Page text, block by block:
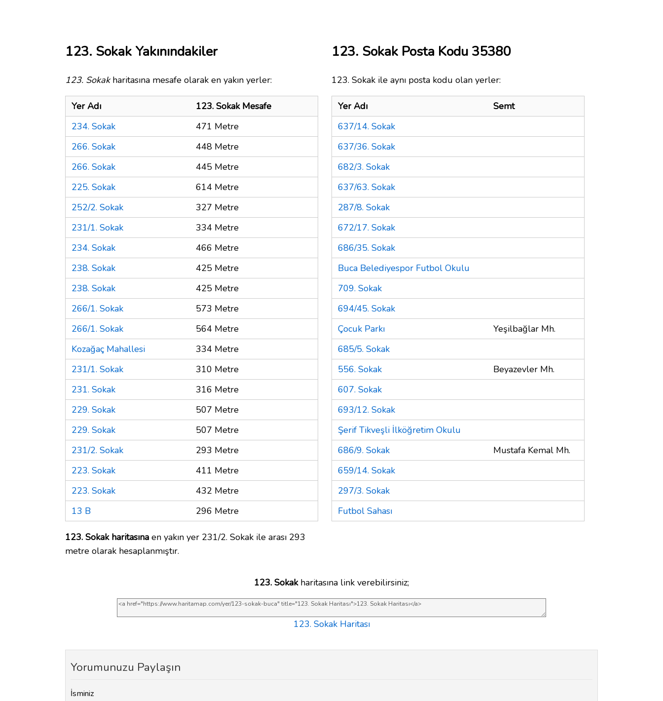
123. Sokak Yakınındakiler
123. Sokakharitasına mesafe olarak en yakın yerler:
Yer Adı
123. Sokak Mesafe
234. Sokak
471 Metre
266. Sokak
448 Metre
266. Sokak
445 Metre
225. Sokak
614 Metre
252/2. Sokak
327 Metre
231/1. Sokak
334 Metre
234. Sokak
466 Metre
238. Sokak
425 Metre
238. Sokak
425 Metre
266/1. Sokak
573 Metre
266/1. Sokak
564 Metre
Kozağaç Mahallesi
334 Metre
231/1. Sokak
310 Metre
231. Sokak
316 Metre
229. Sokak
507 Metre
229. Sokak
507 Metre
231/2. Sokak
293 Metre
223. Sokak
411 Metre
223. Sokak
432 Metre
13 B
296 Metre
123. Sokak haritasına en yakın yer 231/2. Sokak ile arası 293
metre olarak hesaplanmıştır.
123. Sokak Posta Kodu 35380
123. Sokak ile aynı posta kodu olan yerler:
Yer Adı
Semt
637/14. Sokak
637/36. Sokak
682/3. Sokak
637/63. Sokak
287/8. Sokak
672/17. Sokak
686/35. Sokak
Buca Belediyespor Futbol Okulu
709. Sokak
694/45. Sokak
Çocuk Parkı
Yeşilbağlar Mh.
685/5. Sokak
556. Sokak
Beyazevler Mh.
607. Sokak
693/12. Sokak
Şerif Tikveşli İlköğretim Okulu
686/9. Sokak
Mustafa Kemal Mh.
659/14. Sokak
297/3. Sokak
Futbol Sahası
123. Sokakharitasına link verebilirsiniz;
123. Sokak Haritası
Yorumunuzu Paylaşın
İsminiz